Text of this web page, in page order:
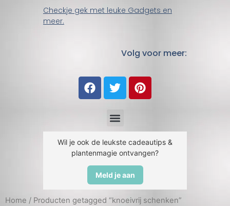
Checkje gek met leuke Gadgets en
meer.
Volg voor meer:
Wil je ook de leukste cadeautips &
plantenmagie ontvangen?
Meld je aan
Home / Producten getagged “knoeivrij schenken”